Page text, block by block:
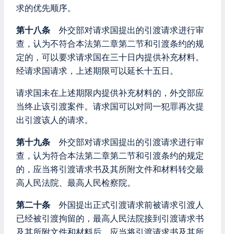
求的优先顺序。
第十八条 外交部对请求国提出的引渡请求进行审
查，认为不符合本法第二章第二节和引渡条约的规
定的，可以要求请求国在三十日内提供补充材料。
经请求国请求，上述期限可以延长十五日。
请求国未在上述期限内提供补充材料的，外交部应
当终止该引渡案件。请求国可以对同一犯罪再次提
出引渡该人的请求。
第十九条 外交部对请求国提出的引渡请求进行审
查，认为符合本法第二章第二节和引渡条约的规定
的，应当将引渡请求书及其所附文件和材料转交最
高人民法院、最高人民检察院。
第二十条 外国提出正式引渡请求前被请求引渡人
已经被引渡拘留的，最高人民法院接到引渡请求书
及其所附文件和材料后，应当将引渡请求书及其所